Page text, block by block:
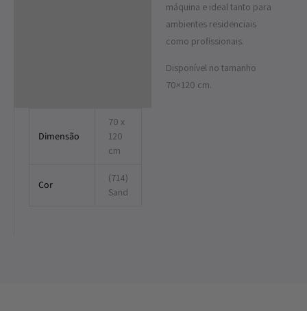
máquina e ideal tanto para
ambientes residenciais
como profissionais.
Disponível no tamanho
70×120 cm.
Dimensão
70 x
120
cm
Cor
(714)
Sand